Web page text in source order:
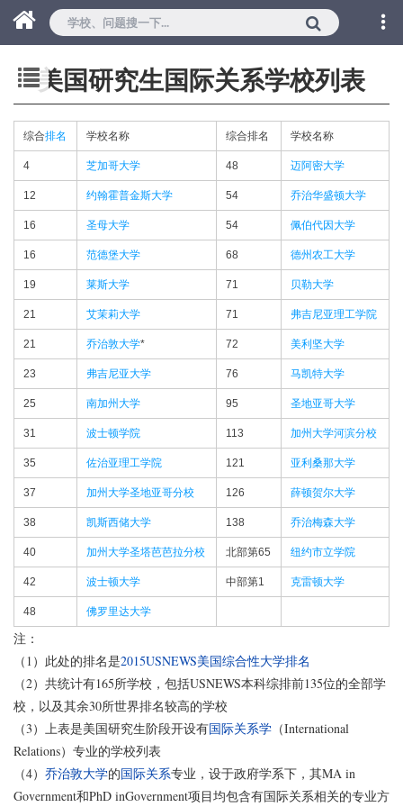
美国研究生国际关系学校列表
综合排名 学校名称 综合排名 学校名称
4 芝加哥大学 48 迈阿密大学
12 约翰霍普金斯大学 54 乔治华盛顿大学
16 圣母大学 54 佩伯代因大学
16 范德堡大学 68 德州农工大学
19 莱斯大学 71 贝勒大学
21 艾茉莉大学 71 弗吉尼亚理工学院
21 乔治敦大学* 72 美利坚大学
23 弗吉尼亚大学 76 马凯特大学
25 南加州大学 95 圣地亚哥大学
31 波士顿学院 113 加州大学河滨分校
35 佐治亚理工学院 121 亚利桑那大学
37 加州大学圣地亚哥分校 126 薛顿贺尔大学
38 凯斯西储大学 138 乔治梅森大学
40 加州大学圣塔芭芭拉分校 北部第65 纽约市立学院
42 波士顿大学 中部第1 克雷顿大学
48 佛罗里达大学
注：
（1）此处的排名是2015USNEWS美国综合性大学排名
（2）共统计有165所学校，包括USNEWS本科综排前135位的全部学
校，以及其余30所世界排名较高的学校
（3）上表是美国研究生阶段开设有国际关系学 （International
Relations）专业的学校列表
（4） 乔治敦大学的国际关系专业，设于政府学系下，其MA in
Government和PhD inGovernment项目均包含有国际关系相关的专业方